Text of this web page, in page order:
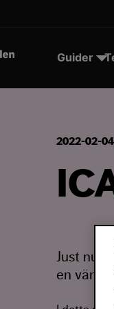
Guider
2022-02-
Just nu
en